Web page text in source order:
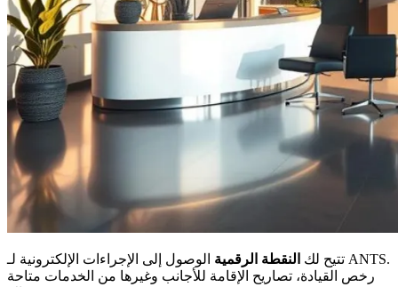
تتيح لك النقطة الرقمية الوصول إلى الإجراءات الإلكترونية لـ ANTS.
رخص القيادة، تصاريح الإقامة للأجانب وغيرها من الخدمات متاحة